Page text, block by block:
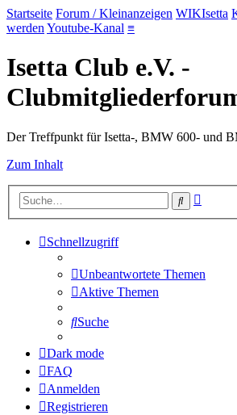
Startseite Forum / Kleinanzeigen WIKIsetta
werden Youtube-Kanal ≡
Isetta Club e.V. -
Der Treffpunkt für Isetta-, BMW 600- und
Zum Inhalt
Suche
Schnellzugriff
Unbeantwortete Themen
Aktive Themen
Suche
Dark mode
FAQ
Anmelden
Registrieren